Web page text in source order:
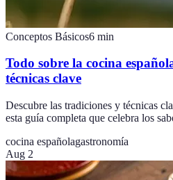
Conceptos Básicos6 min
Todo sobre la cocina
técnicas clave
Descubre las tradiciones y técnicas
esta guía completa que celebra los
cocina españolagastronomía
Aug 2